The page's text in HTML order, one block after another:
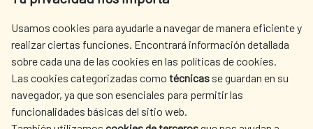
Usamos cookies para ayudarle a navegar de manera eficiente y
realizar ciertas funciones. Encontrará información detallada
sobre cada una de las cookies en las políticas de cookies.
Las cookies categorizadas como técnicas se guardan en su
navegador, ya que son esenciales para permitir las
funcionalidades básicas del sitio web.
AECID
WHERE DO WE COOPERATE?
SPANISH HUMANITARIAN
ACTION
PRESS ROOM